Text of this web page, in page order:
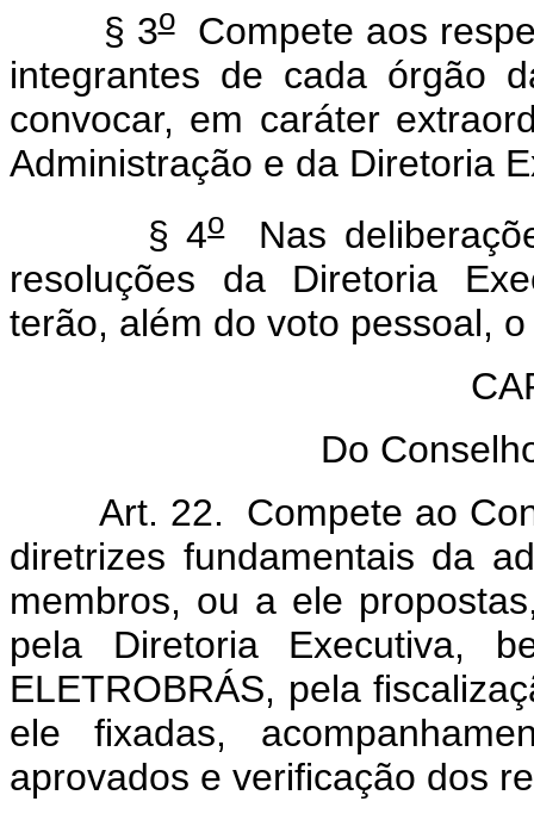
§ 3oCompete aos
integrantes de cada órgão
convocar, em caráter
Administração e da Diretoria
§ 4oNas
resoluções da Diretoria
terão, além do voto pessoal,
Do
Art. 22. Compete ao
diretrizes fundamentais da
membros, ou a ele
pela Diretoria Executiva,
ELETROBRÁS, pela
ele fixadas,
aprovados e verificação dos